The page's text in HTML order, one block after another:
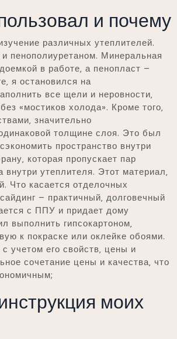
и почему
различных утеплителей.
пенополиуретаном. Минеральная
в работе‚ а пенопласт –
я остановился на
все щели и неровности‚
«мостиков холода». Кроме того‚
значительно
толщине слоя. Это был
пространство внутри
которая пропускает пар
внутри утеплителя. Этот материал‚
Что касается отделочных
– практичный‚ долговечный
с ППУ и придает дому
выполнить гипсокартоном‚
к покраске или оклейке обоями.
учетом его свойств‚ цены и
сочетание цены и качества‚ что
моих